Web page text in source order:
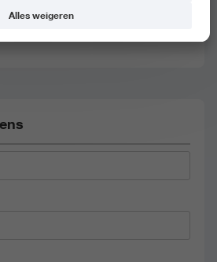
Radiotherapeutische Technieken, 2 juli
Alles weigeren